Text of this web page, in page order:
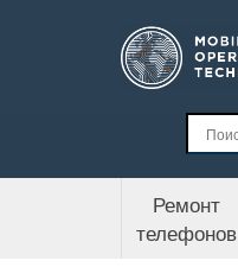
Ремонт
телефонов